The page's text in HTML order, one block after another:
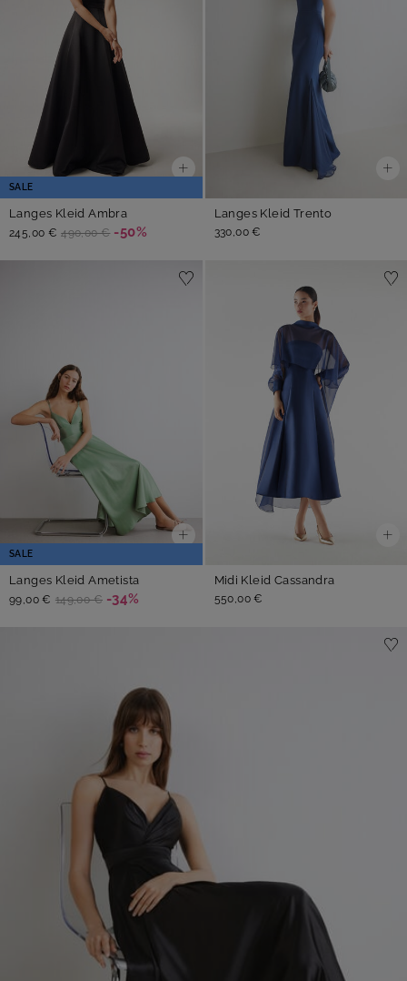
SALE
Langes Kleid Ambra
245,00 € 490,00 € -50%
Langes Kleid Trento
330,00 €
SALE
Langes Kleid Ametista
99,00 € 149,00 € -34%
Midi Kleid Cassandra
550,00 €